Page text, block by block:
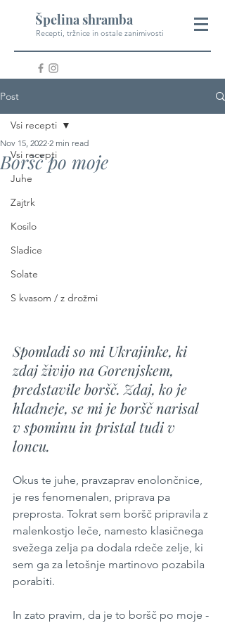
Špelina shramba
Recepti, tržnice in ostale zanimivosti
Post
Vsi recepti
Juhe
Zajtrk
Kosilo
Sladice
Solate
S kvasom / z drožmi
Vsi recepti
Boršč po moje
Nov 15, 2022 2 min read
Spomladi so mi Ukrajinke, ki
zdaj živijo na Gorenjskem,
predstavile boršč. Zdaj, ko je
hladneje, se mi je boršč narisal
v spominu in pristal tudi v
loncu.
Okus te juhe, pravzaprav enolončnice,
je res fenomenalen, priprava pa
preprosta. Tokrat sem boršč pripravila z
malenkostjo leče, namesto klasičnega
svežega zelja pa dodala rdeče zelje, ki
sem ga za letošnje martinovo pozabila
porabiti.
In zato pravim, da je to boršč po moje -